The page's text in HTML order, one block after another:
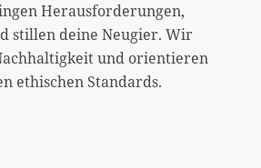
Herausforderungen,
stillen deine Neugier. Wir
und orientieren
ethischen Standards.